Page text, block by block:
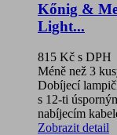
Kőnig &
Light...
815 Kč s DPH
Méně než 3
Dobíjecí
s 12-ti
nabíjecím
Zobrazit detail